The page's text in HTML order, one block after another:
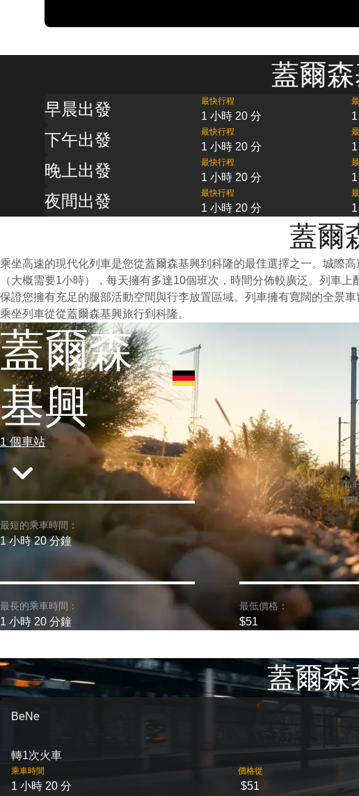
蓋爾
早晨出發 最快行程
1 小時 20 分
下午出發 最快行程
1 小時 20 分
晚上出發 最快行程
1 小時 20 分
夜間出發 最快行程
1 小時 20 分
蓋爾
乘坐高速的現代化列車是您從蓋爾森基興到科隆的最佳選擇之一。城際
（大概需要1小時），每天擁有多達10個班次，時間分佈較廣泛。列車
保證您擁有充足的腿部活動空間與行李放置區域。列車擁有寬闊的全景
乘坐列車從從蓋爾森基興旅行到科隆。
蓋爾森
基興
1 個車站
最短的乘車時間：
1 小時 20 分鐘
最長的乘車時間：
1 小時 20 分鐘
最低價格：
$51
蓋爾森
BeNe
轉1次火車
乘車時間
1 小時 20 分
價格從
$51